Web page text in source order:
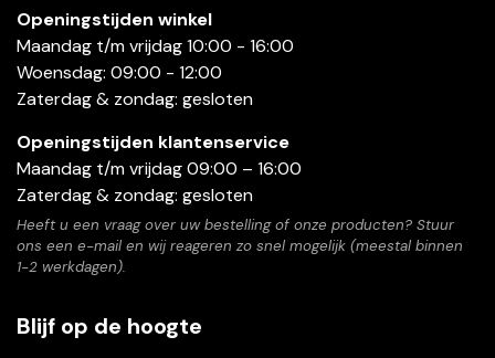
Openingstijden winkel
Maandag t/m vrijdag 10:00 - 16:00
Woensdag: 09:00 - 12:00
Zaterdag & zondag: gesloten
Openingstijden klantenservice
Maandag t/m vrijdag 09:00 – 16:00
Zaterdag & zondag: gesloten
Heeft u een vraag over uw bestelling of onze producten? Stuur
ons een e-mail en wij reageren zo snel mogelijk (meestal binnen
1-2 werkdagen).
Blijf op de hoogte